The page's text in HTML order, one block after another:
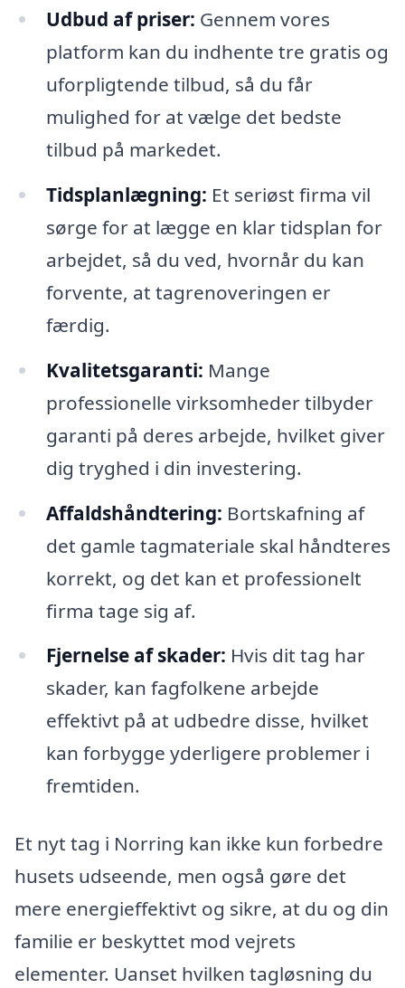
Udbud af priser: Gennem vores
platform kan du indhente tre gratis og
uforpligtende tilbud, så du får
mulighed for at vælge det bedste
tilbud på markedet.
Tidsplanlægning: Et seriøst firma vil
sørge for at lægge en klar tidsplan for
arbejdet, så du ved, hvornår du kan
forvente, at tagrenoveringen er
færdig.
Kvalitetsgaranti: Mange
professionelle virksomheder tilbyder
garanti på deres arbejde, hvilket giver
dig tryghed i din investering.
Affaldshåndtering: Bortskafning af
det gamle tagmateriale skal håndteres
korrekt, og det kan et professionelt
firma tage sig af.
Fjernelse af skader: Hvis dit tag har
skader, kan fagfolkene arbejde
effektivt på at udbedre disse, hvilket
kan forbygge yderligere problemer i
fremtiden.
Et nyt tag i Norring kan ikke kun forbedre
husets udseende, men også gøre det
mere energieffektivt og sikre, at du og din
familie er beskyttet mod vejrets
elementer. Uanset hvilken tagløsning du